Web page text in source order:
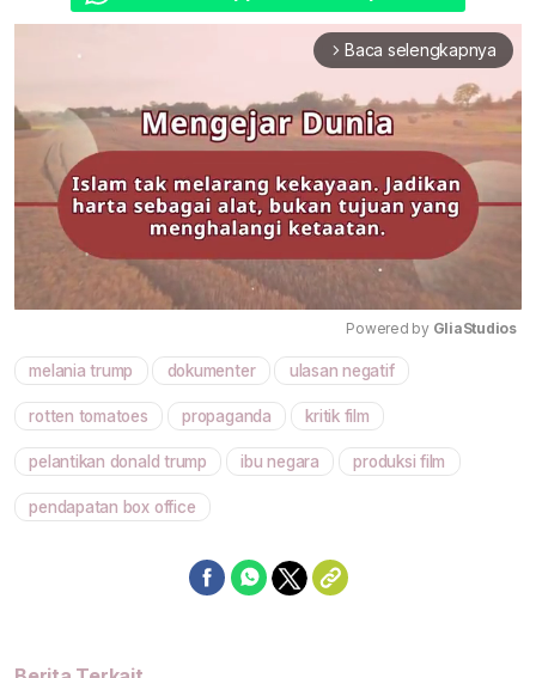
arrow_forward_ios Baca selengkapnya
Powered by GliaStudios
melania trump dokumenter ulasan negatif
rotten tomatoes propaganda kritik film
pelantikan donald trump ibu negara produksi film
pendapatan box office